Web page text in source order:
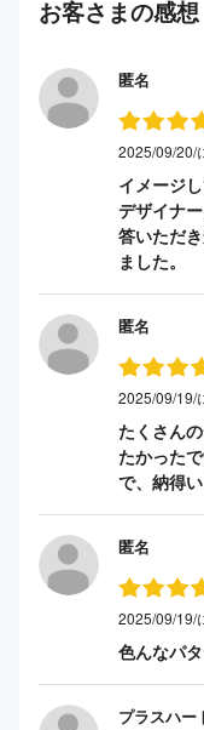
お客さまの感想
匿名
2025/09/20/
イメージ
デザイナ
答いただ
ました。
匿名
2025/09/19/
たくさん
たかった
で、納得
匿名
2025/09/19/
色んなパ
プラスハー